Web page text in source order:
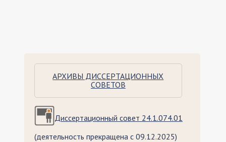
АРХИВЫ ДИССЕРТАЦИОННЫХ
СОВЕТОВ
Диссертационный совет 24.1.074.01
(деятельность прекращена с 09.12.2025)